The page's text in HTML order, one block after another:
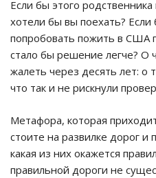
Если бы этого
хотели бы вы поехать?
попробовать пожить в США
стало бы решение легче? О
жалеть через десять лет: о
что так и не рискнули
Метафора, которая
стоите на развилке дорог и
какая из них окажется
правильной дороги не